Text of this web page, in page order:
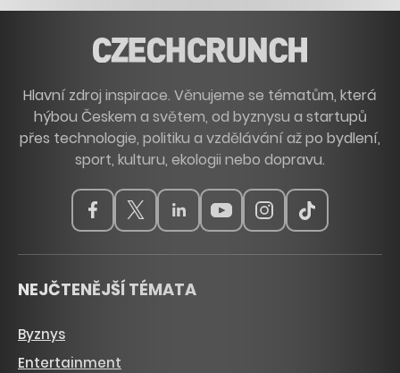
Hlavní zdroj inspirace. Věnujeme se tématům, která
hýbou Českem a světem, od byznysu a startupů
přes technologie, politiku a vzdělávání až po bydlení,
sport, kulturu, ekologii nebo dopravu.
NEJČTENĚJŠÍ TÉMATA
Byznys
Entertainment